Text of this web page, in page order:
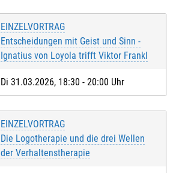
EINZELVORTRAG
Entscheidungen mit Geist und Sinn -
Ignatius von Loyola trifft Viktor Frankl
Di 31.03.2026, 18:30 - 20:00 Uhr
EINZELVORTRAG
Die Logotherapie und die drei Wellen
der Verhaltenstherapie